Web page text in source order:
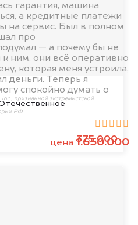
375.000
гарантия, машина
а кредитные платежи
на сервис. Был в полном
про
— а почему бы не
к ним, они всё оперативно
которая меня устроила,
деньги. Теперь я
спокойно думать о
цена 1.650.000
на номер
почту
признанной экстремистской
РФ